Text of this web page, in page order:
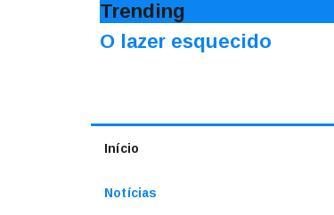
Trending
O lazer esquecido
Início
Notícias